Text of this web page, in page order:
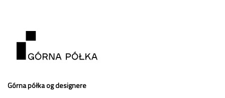
Górna półkaog designere